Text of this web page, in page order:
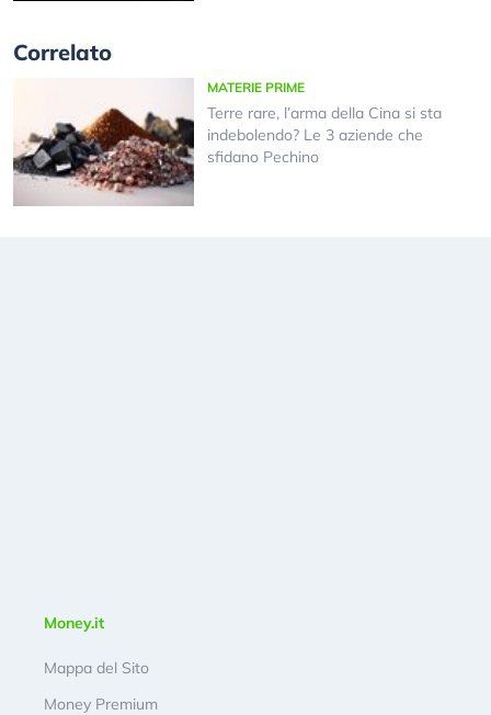
Correlato
MATERIE PRIME
Terre rare, l’arma della Cina si sta
indebolendo? Le 3 aziende che
sfidano Pechino
Money.it
Mappa del Sito
Money Premium